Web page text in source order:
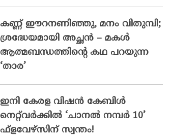
കണ്ണ് ഈറനണിഞ്ഞു, മനം വിതുമ്പി;
ശ്രദ്ധേയമായി അച്ഛൻ – മകൾ
ആത്മബന്ധത്തിന്റെ കഥ പറയുന്ന
‘താര’
ഇനി കേരള വിഷൻ കേബിൾ
നെറ്റ്‌വർക്കിൽ ‘ചാനൽ നമ്പർ 10’
ഫ്‌ളവേഴ്‌സിന് സ്വന്തം!